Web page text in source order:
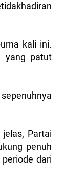
kali ini.
yang patut
Partai
penuh
dari